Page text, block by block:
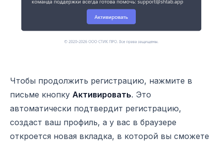
Чтобы продолжить регистрацию, нажмите в
письме кнопку Активировать. Это
автоматически подтвердит регистрацию,
создаст ваш профиль, а у вас в браузере
откроется новая вкладка, в которой вы сможете